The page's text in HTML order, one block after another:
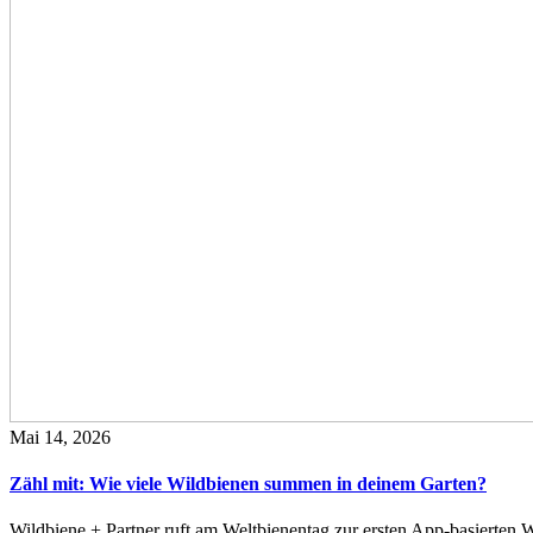
Mai 14, 2026
Zähl mit: Wie viele Wildbienen summen in deinem Garten?